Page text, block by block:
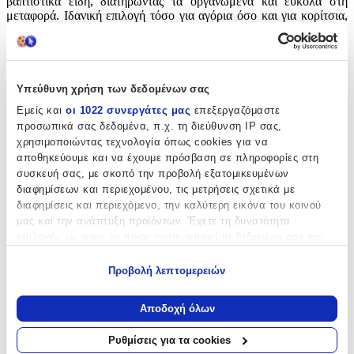
Υπεύθυνη χρήση των δεδομένων σας
Εμείς και οι 1022 συνεργάτες μας επεξεργαζόμαστε
προσωπικά σας δεδομένα, π.χ. τη διεύθυνση IP σας,
χρησιμοποιώντας τεχνολογία όπως cookies για να
αποθηκεύουμε και να έχουμε πρόσβαση σε πληροφορίες στη
συσκευή σας, με σκοπό την προβολή εξατομικευμένων
διαφημίσεων και περιεχομένου, τις μετρήσεις σχετικά με
διαφημίσεις και περιεχόμενο, την καλύτερη εικόνα του κοινού
μας και την ανάπτυξη προϊόντων. Έχετε τη δυνατότητα
Να συλλέξουμε πληροφορίες σχετικά με τη γεωγραφική
σας τοποθεσία, οι οποίες μπορεί να είναι ακριβείς σε
απόσταση μερικών μέτρων
Να αναγνωρίσουμε τη συσκευή σας σαρώνοντας ενεργά
Προβολή λεπτομερειών
Αποδοχή όλων
Ρυθμίσεις για τα cookies
μεταφορά. Ιδανική επιλογή τόσο για αγόρια όσο και για κορίτσια,
αποτελεί δημιουργία του καταξιωμένου δημιουργού Ανδρέας
Ροδόπουλος, ξεχωρίζοντας για τον μοντέρνο, διαχρονικό
σχεδιασμό της και τη φροντισμένη αισθητική της.
Χαρακτηριστικά
Κατασκευαστής:
Ανδρέας Ροδόπουλος
Βασικά Χαρακτηριστικά
Είδος:
Unisex
Υλικό: